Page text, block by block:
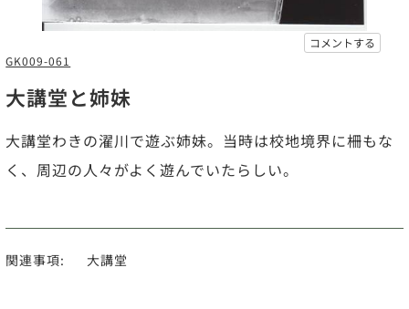
コメントする
GK009-061
大講堂と姉妹
大講堂わきの濯川で遊ぶ姉妹。当時は校地境界に柵もな
く、周辺の人々がよく遊んでいたらしい。
関連事項: 大講堂